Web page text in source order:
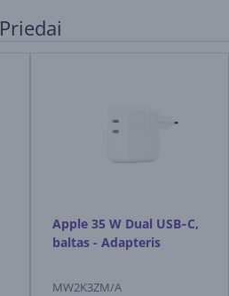
Priedai
Apple 35 W Dual USB‑C,
baltas - Adapteris
MW2K3ZM/A